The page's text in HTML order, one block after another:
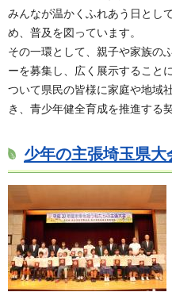
みんなが温かくふれあう日とし
め、普及を図っています。
その一環として、親子や家族の
ーを募集し、広く展示すること
ついて県民の皆様に家庭や地域
き、青少年健全育成を推進する
少年の主張埼玉県大